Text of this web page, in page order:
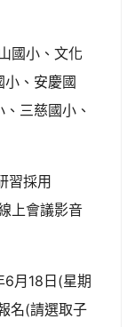
國小、文化
小、安慶國
三慈國小、
習採用
上會議影音
月18日(星期
名(請選取子